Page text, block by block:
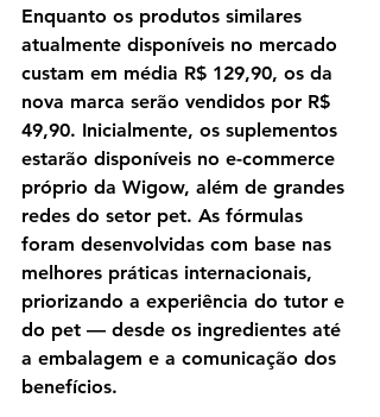
Enquanto os produtos similares
atualmente disponíveis no mercado
custam em média R$ 129,90, os da
nova marca serão vendidos por R$
49,90. Inicialmente, os suplementos
estarão disponíveis no e-commerce
próprio da Wigow, além de grandes
redes do setor pet. As fórmulas
foram desenvolvidas com base nas
melhores práticas internacionais,
priorizando a experiência do tutor e
do pet — desde os ingredientes até
a embalagem e a comunicação dos
benefícios.